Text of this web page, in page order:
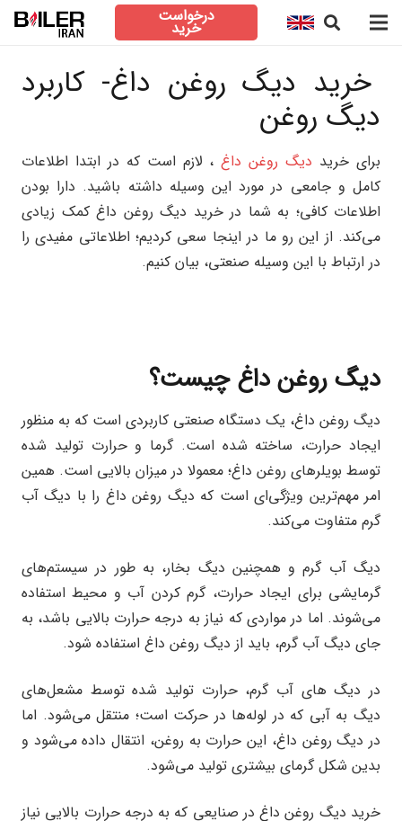
درخواست
خرید
خرید دیگ روغن داغ- کاربرد
دیگ روغن
برای خرید دیگ روغن داغ، لازم است که در ابتدا اطلاعات
کامل و جامعی در مورد این وسیله داشته باشید. دارا بودن
اطلاعات کافی؛ به شما در خرید دیگ روغن داغ کمک زیادی
می‌کند. از این رو ما در اینجا سعی کردیم؛ اطلاعاتی مفیدی را
در ارتباط با این وسیله صنعتی، بیان کنیم.
دیگ روغن داغ چیست؟
دیگ روغن داغ، یک دستگاه صنعتی کاربردی است که به منظور
ایجاد حرارت، ساخته شده است. گرما و حرارت تولید شده
توسط بویلرهای روغن داغ؛ معمولا در میزان بالایی است. همین
امر مهم‌ترین ویژگی‌ای است که دیگ روغن داغ را با دیگ آب
گرم متفاوت می‌کند.
دیگ آب گرم و همچنین دیگ بخار، به طور در سیستم‌های
گرمایشی برای ایجاد حرارت، گرم کردن آب و محیط استفاده
می‌شوند. اما در مواردی که نیاز به درجه حرارت بالایی باشد، به
جای دیگ آب گرم، باید از دیگ روغن داغ استفاده ‌شود.
در دیگ های آب گرم، حرارت تولید شده توسط مشعل‌‎های
دیگ به آبی که در لوله‌ها در حرکت است؛ منتقل می‌شود. اما
در دیگ روغن داغ، این حرارت به روغن، انتقال داده می‌شود و
بدین شکل گرمای بیشتری تولید می‌شود.
خرید دیگ روغن داغ در صنایعی که به درجه حرارت بالایی نیاز